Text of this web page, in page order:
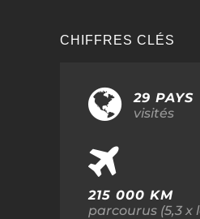
CHIFFRES CLÉS
29 PAYS
visités
215 000 KM
parcourus (5,3 x